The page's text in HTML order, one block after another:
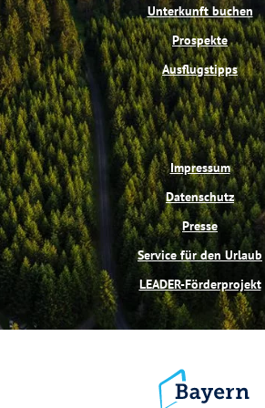
t m
Unterkunft buchen
Prospekte
Ausflugstipps
Impressum
Datenschutz
Presse
Service für den Urlaub
LEADER-Förderprojekt